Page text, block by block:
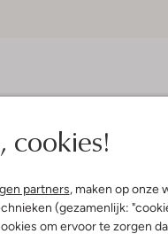
cookies!
partners, maken op onze
(gezamenlijk:
om ervoor te zorgen
&
Pasvorm